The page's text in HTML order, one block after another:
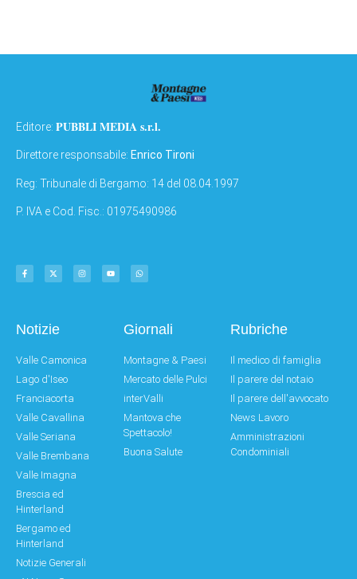
Editore: PUBBLI MEDIA s.r.l.
Direttore responsabile: Enrico Tironi
Reg: Tribunale di Bergamo: 14 del 08.04.1997
P. IVA e Cod. Fisc.: 01975490986
Notizie
Valle Camonica
Lago d'Iseo
Franciacorta
Valle Cavallina
Valle Seriana
Valle Brembana
Valle Imagna
Brescia ed
Hinterland
Bergamo ed
Hinterland
Notizie Generali
Giornali
Montagne & Paesi
Mercato delle Pulci
interValli
Mantova che
Spettacolo!
Buona Salute
Rubriche
Il medico di famiglia
Il parere del notaio
Il parere dell'avvocato
News Lavoro
Amministrazioni
Condominiali